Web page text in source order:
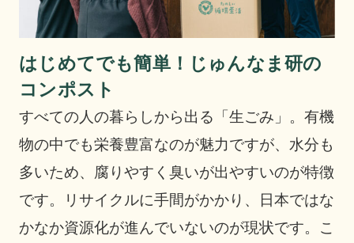
はじめてでも簡単！じゅんなま研の
コンポスト
すべての人の暮らしから出る「生ごみ」。有機
物の中でも栄養豊富なのが魅力ですが、水分も
多いため、腐りやすく臭いが出やすいのが特徴
です。リサイクルに手間がかかり、日本ではな
かなか資源化が進んでいないのが現状です。こ